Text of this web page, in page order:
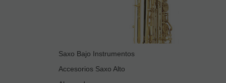
Saxo Bajo Instrumentos
Accesorios Saxo Alto